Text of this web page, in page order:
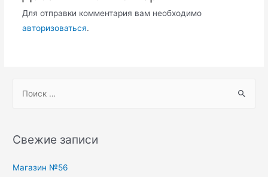
Для отправки комментария вам необходимо
авторизоваться.
r
h
Свежие записи
Магазин №56